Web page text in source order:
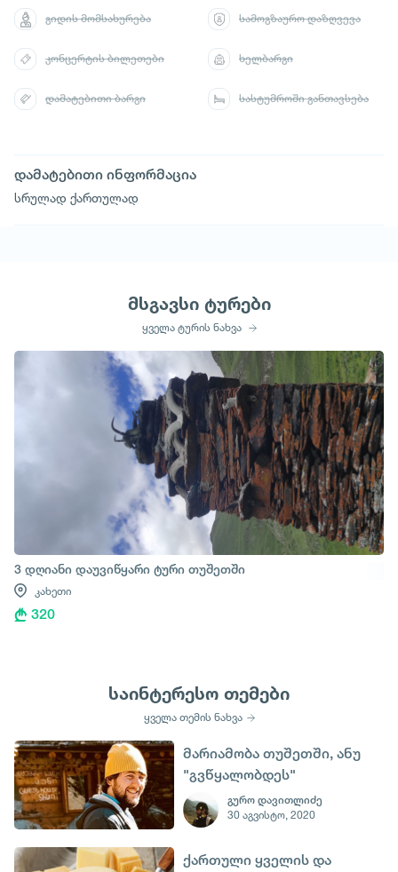
დამატებითი ინფორმაცია
სრულად ქართულად
გიდის მომსახურება სამოგზაურო დაზღვევა
კონცერტის ბილეთები ხელბარგი
დამატებითი ბარგი სასტუმროში განთავსება
მსგავსი ტურები
ყველა ტურის ნახვა
3 დღიანი დაუვიწყარი ტური თუშეთში
კახეთი
320
საინტერესო თემები
ყველა თემის ნახვა
მარიამობა თუშეთში, ანუ
"გვწყალობდეს"
გურო დავითლიძე
30 აგვისტო, 2020
ქართული ყველის და